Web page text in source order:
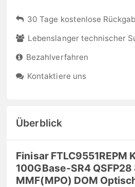
30 Tage kostenlose
Lebenslanger technischer
Bezahlverfahren
Kontaktiere uns
Überblick
Finisar FTLC9551REPM
100GBase-SR4
MMF(MPO) DOM